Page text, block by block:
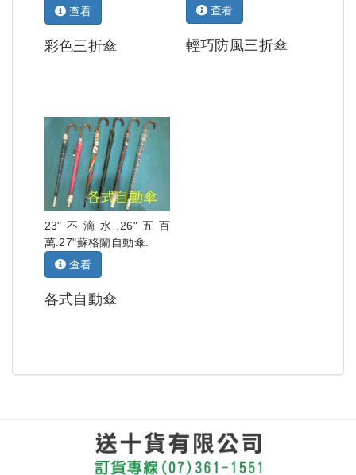
查看
彩色三折傘
查看
輕巧防風三折傘
23"不滴水.26"五百
萬.27"蘇格蘭自動傘.
查看
各式自動傘